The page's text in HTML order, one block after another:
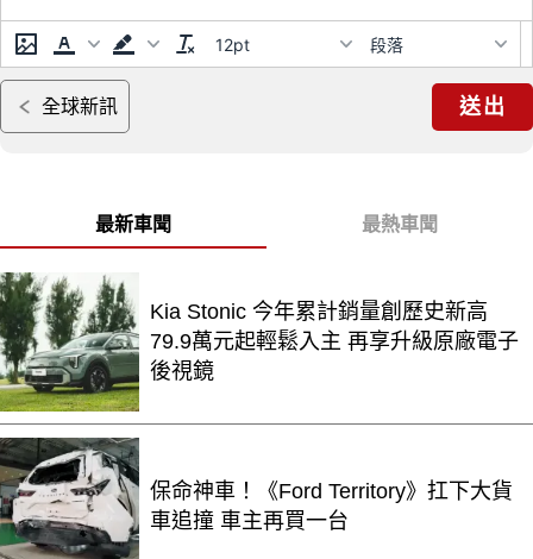
12pt 段落
全球新訊 送出
最新車聞 最熱車聞
Kia Stonic 今年累計銷量創歷史新高
79.9萬元起輕鬆入主 再享升級原廠電子
後視鏡
保命神車！《Ford Territory》扛下大貨
車追撞 車主再買一台